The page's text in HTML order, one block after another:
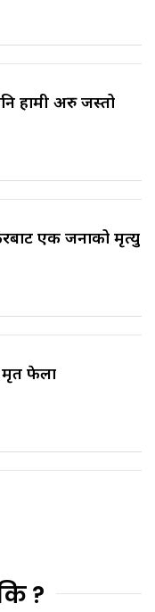
हामी अरु जस्तो
एक जनाको मृत्यु
मृत फेला
?